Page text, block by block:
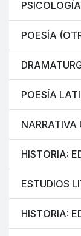
POESÍA
POESÍA
NARRATIVA
HISTORIA:
ESTUDIOS
HISTORIA: